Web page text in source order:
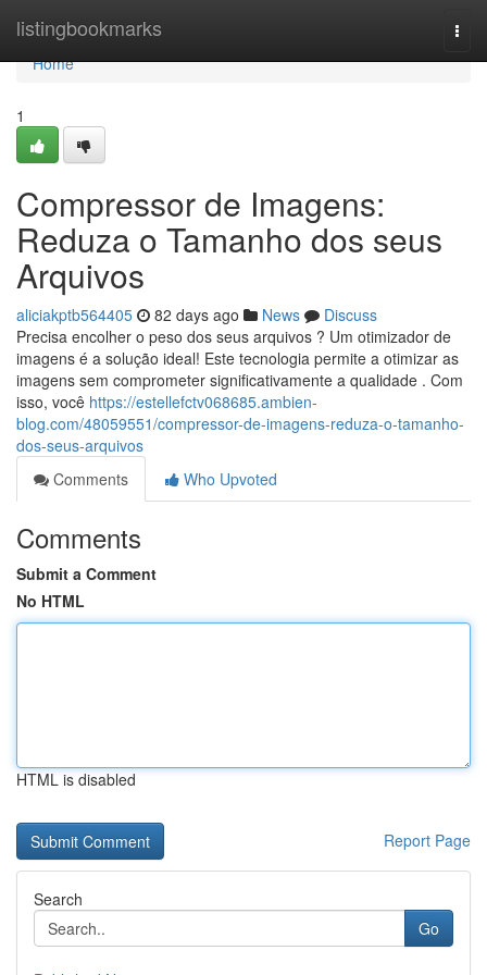
listingbookmarks
Home
Home
1
Compressor de Imagens:
Reduza o Tamanho dos seus
Arquivos
aliciakptb564405 82 days ago News
Discuss
Precisa encolher o peso dos seus arquivos ? Um otimizador de
imagens é a solução ideal! Este tecnologia permite a otimizar as
imagens sem comprometer significativamente a qualidade . Com
isso, você https://estellefctv068685.ambien-
blog.com/48059551/compressor-de-imagens-reduza-o-tamanho-
dos-seus-arquivos
Comments
Who Upvoted
Comments
Submit a Comment
No HTML
HTML is disabled
Report Page
Search
Go